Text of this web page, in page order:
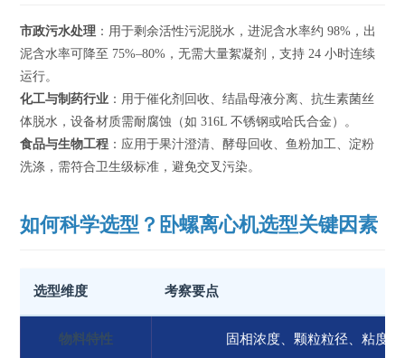
市政污水处理 ：用于剩余活性污泥脱水，进泥含水率约 98%，出
泥含水率可降至 75%–80%，无需大量絮凝剂，支持 24 小时连续
运行。
化工与制药行业 ：用于催化剂回收、结晶母液分离、抗生素菌丝
体脱水，设备材质需耐腐蚀（如 316L 不锈钢或哈氏合金）。
食品与生物工程 ：应用于果汁澄清、酵母回收、鱼粉加工、淀粉
洗涤，需符合卫生级标准，避免交叉污染。
如何科学选型？卧螺离心机选型关键因素
选型维度 考察要点
物料特性 固相浓度、颗粒粒径、粘度